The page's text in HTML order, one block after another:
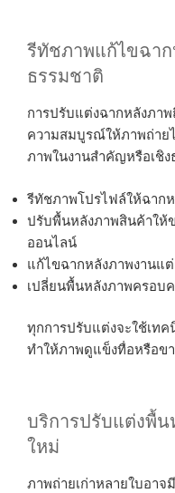
รีทัชภาพแก้ไขฉาก
ธรรมชาติ
การปรับแต่งฉากหลังภา
ความสมบูรณ์ให้ภาพถ่าย
ภาพในงานสำคัญหรือเชิง
รีทัชภาพโปรไฟล์ให้ฉาก
ปรับพื้นหลังภาพสินค้าให้
ออนไลน์
แก้ไขฉากหลังภาพงานแ
เปลี่ยนพื้นหลังภาพครอบ
ทุกการปรับแต่งจะใช้เท
ทำให้ภาพดูแข็งทื่อหรือข
บริการปรับแต่งพื้น
ใหม่
ภาพถ่ายเก่าหลายใบอา